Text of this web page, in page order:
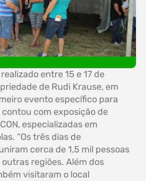
entre 15 e 17 de
de Rudi Krause, em
evento específico para
com exposição de
especializadas em
“Os três dias de
cerca de 1,5 mil pessoas
outras regiões. Além dos
visitaram o local